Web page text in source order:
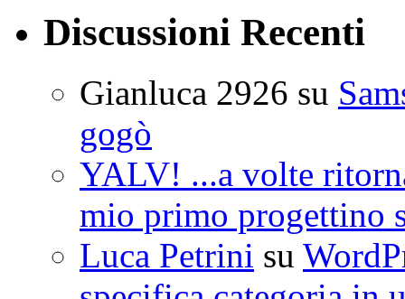
Discussioni Recenti
Gianluca 2926 su
gogò
YALV! ...a volte
mio primo progettino
Luca Petrini su